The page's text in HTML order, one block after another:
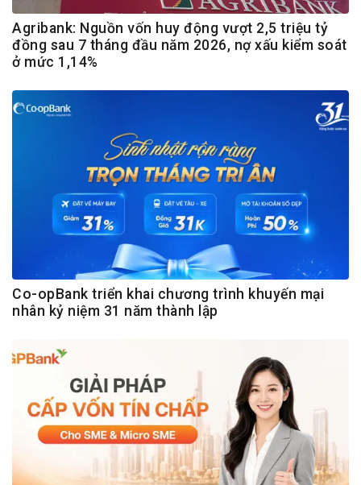
Agribank: Nguồn vốn huy động vượt 2,5 triệu tỷ
đồng sau 7 tháng đầu năm 2026, nợ xấu kiểm soát
ở mức 1,14%
Co-opBank triển khai chương trình khuyến mại
nhân kỷ niệm 31 năm thành lập